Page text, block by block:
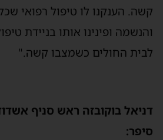
קשה. הענקנו לו טיפול רפואי
והנשמה ופינינו אותו בניידת
לבית החולים כשמצבו קשה."
דניאל בוקובזה ראש סניף
סיפר: